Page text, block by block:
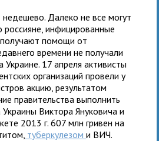
недешево. Далеко не все могут
россияне, инфицированные
получают помощи от
времени не получали
Украине. 17 апреля активисты
организаций провели у
акцию, результатом
правительства выполнить
Виктора Януковича и
2013 г. 607 млн гривен на
туберкулезоми ВИЧ.